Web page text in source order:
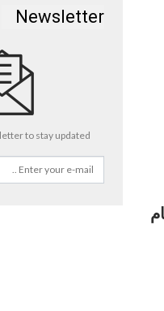
Newsletter
to stay updated.